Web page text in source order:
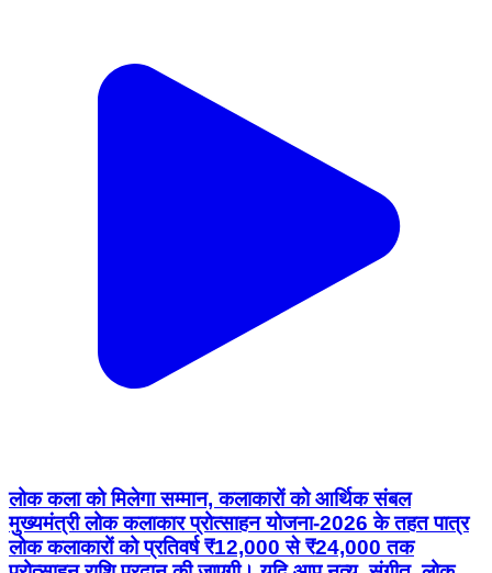
लोक कला को मिलेगा सम्मान, कलाकारों को आर्थिक संबल
मुख्यमंत्री लोक कलाकार प्रोत्साहन योजना-2026 के तहत पात्र
लोक कलाकारों को प्रतिवर्ष ₹12,000 से ₹24,000 तक